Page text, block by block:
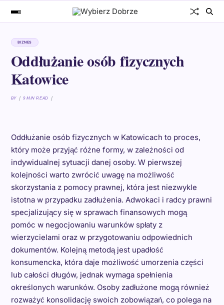
BIZNES
Oddłużanie osób fizycznych
Katowice
BY 9 MIN READ
Oddłużanie osób fizycznych w Katowicach to proces,
który może przyjąć różne formy, w zależności od
indywidualnej sytuacji danej osoby. W pierwszej
kolejności warto zwrócić uwagę na możliwość
skorzystania z pomocy prawnej, która jest niezwykle
istotna w przypadku zadłużenia. Adwokaci i radcy prawni
specjalizujący się w sprawach finansowych mogą
pomóc w negocjowaniu warunków spłaty z
wierzycielami oraz w przygotowaniu odpowiednich
dokumentów. Kolejną metodą jest upadłość
konsumencka, która daje możliwość umorzenia części
lub całości długów, jednak wymaga spełnienia
określonych warunków. Osoby zadłużone mogą również
rozważyć konsolidację swoich zobowiązań, co polega na